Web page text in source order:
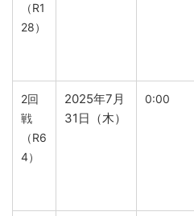
（R1
28）
2回
戦
（R6
4）
2025年7月
31日（木）
0:00